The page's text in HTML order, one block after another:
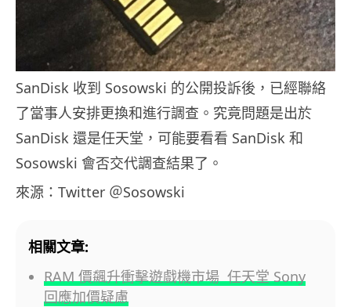
SanDisk 收到 Sosowski 的公開投訴後，已經聯絡
了當事人安排更換和進行調查。究竟問題是出於
SanDisk 還是任天堂，可能要看看 SanDisk 和
Sosowski 會否交代調查結果了。
來源：Twitter ＠Sosowski
相關文章:
RAM 價飆升衝擊遊戲機市場 任天堂 Sony
回應加價疑慮